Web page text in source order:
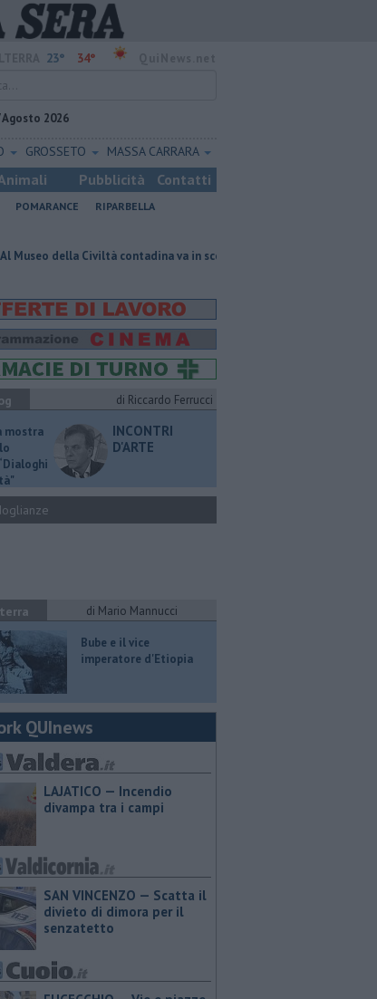
23° 34°
Agosto 2026
GROSSETO MASSA CARRARA
Pubblicità Contatti
POMARANCE
RIPARBELLA
contadina va in scena la storia
di Riccardo Ferrucci
mostra
INCONTRI
D'ARTE
di Mario Mannucci
​Bube e il vice
imperatore d'Etiopia
QUInews
LAJATICO — Incendio
divampa tra i campi
SAN VINCENZO — Scatta il
divieto di dimora per il
senzatetto